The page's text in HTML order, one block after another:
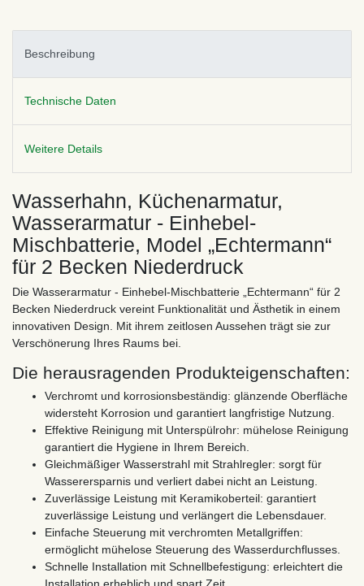
Beschreibung
Technische Daten
Weitere Details
Wasserhahn, Küchenarmatur,
Wasserarmatur - Einhebel-
Mischbatterie, Model „Echtermann“
für 2 Becken Niederdruck
Die Wasserarmatur - Einhebel-Mischbatterie „Echtermann“ für 2
Becken Niederdruck vereint Funktionalität und Ästhetik in einem
innovativen Design. Mit ihrem zeitlosen Aussehen trägt sie zur
Verschönerung Ihres Raums bei.
Die herausragenden Produkteigenschaften:
Verchromt und korrosionsbeständig: glänzende Oberfläche
widersteht Korrosion und garantiert langfristige Nutzung.
Effektive Reinigung mit Unterspülrohr: mühelose Reinigung
garantiert die Hygiene in Ihrem Bereich.
Gleichmäßiger Wasserstrahl mit Strahlregler: sorgt für
Wasserersparnis und verliert dabei nicht an Leistung.
Zuverlässige Leistung mit Keramikoberteil: garantiert
zuverlässige Leistung und verlängert die Lebensdauer.
Einfache Steuerung mit verchromten Metallgriffen:
ermöglicht mühelose Steuerung des Wasserdurchflusses.
Schnelle Installation mit Schnellbefestigung: erleichtert die